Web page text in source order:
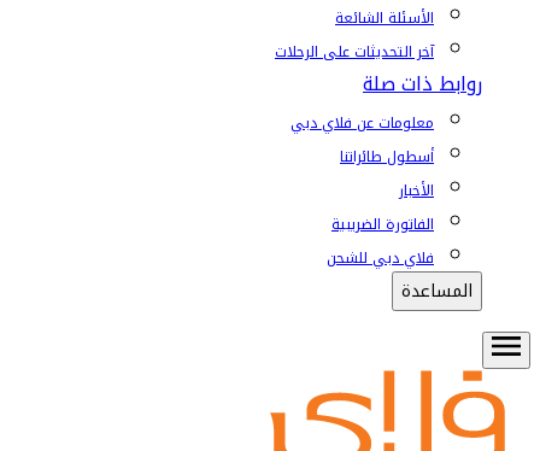
الأسئلة الشائعة
آخر التحديثات على الرحلات
روابط ذات صلة
معلومات عن فلاي دبي
أسطول طائراتنا
الأخبار
الفاتورة الضريبية
فلاي دبي للشحن
المساعدة